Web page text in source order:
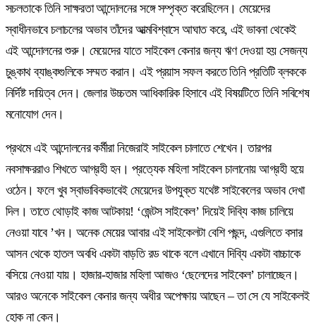
সচলতাকে তিনি সাক্ষরতা আন্দোলনের সঙ্গে সম্পৃক্ত করেছিলেন। মেয়েদের
স্বাধীনভাবে চলাচলের অভাব তাঁদের আত্মবিশ্বাসে আঘাত করে, এই ভাবনা থেকেই
এই আন্দোলনের শুরু। মেয়েদের যাতে সাইকেল কেনার জন্য ঋণ দেওয়া হয় সেজন্য
চুঙ্কাথ ব্যাঙ্কগুলিকে সম্মত করান। এই প্রয়াস সফল করতে তিনি প্রতিটি ব্লককে
নির্দিষ্ট দায়িত্ব দেন। জেলার উচ্চতম আধিকারিক হিসাবে এই বিষয়টিতে তিনি সবিশেষ
মনোযোগ দেন।
প্রথমে এই আন্দোলনের কর্মীরা নিজেরাই সাইকেল চালাতে শেখেন। তারপর
নবসাক্ষররাও শিখতে আগ্রহী হন। প্রত্যেক মহিলা সাইকেল চালানোয় আগ্রহী হয়ে
ওঠেন। ফলে খুব স্বাভাবিকভাবেই মেয়েদের উপযুক্ত যথেষ্ট সাইকেলের অভাব দেখা
দিল। তাতে থোড়াই কাজ আটকায়! ‘জেন্টস সাইকেল’ দিয়েই দিব্যি কাজ চালিয়ে
নেওয়া যাবে ’খন। অনেক মেয়ের আবার এই সাইকেলটা বেশি পছন্দ, এগুলিতে বসার
আসন থেকে হাতল অবধি একটা বাড়তি রড থাকে বলে এখানে দিব্যি একটা বাচ্চাকে
বসিয়ে নেওয়া যায়। হাজার-হাজার মহিলা আজও ‘ছেলেদের সাইকেল’ চালাচ্ছেন।
আরও অনেকে সাইকেল কেনার জন্য অধীর অপেক্ষায় আছেন – তা সে যে সাইকেলই
হোক না কেন।